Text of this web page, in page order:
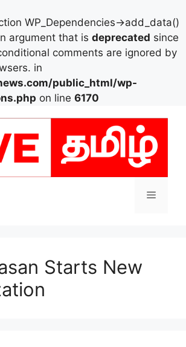
WP_Dependencies->add_data()
argument that is deprecated since
comments are ignored by
in
public_html/wp-
on line 6170
Menu
Starts New